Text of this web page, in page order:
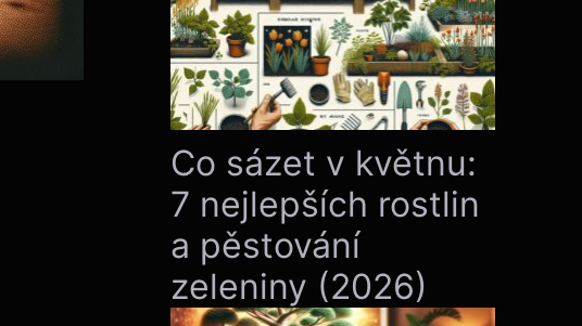
Co sázet v květnu:
7 nejlepších rostlin
a pěstování
zeleniny (2026)